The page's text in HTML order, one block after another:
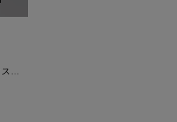
タイプライターギャザータックスカート